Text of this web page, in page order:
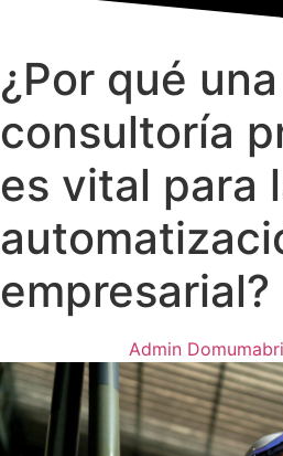
¿Por qué una
consultoría
es vital para
empresarial?
Admin Domum